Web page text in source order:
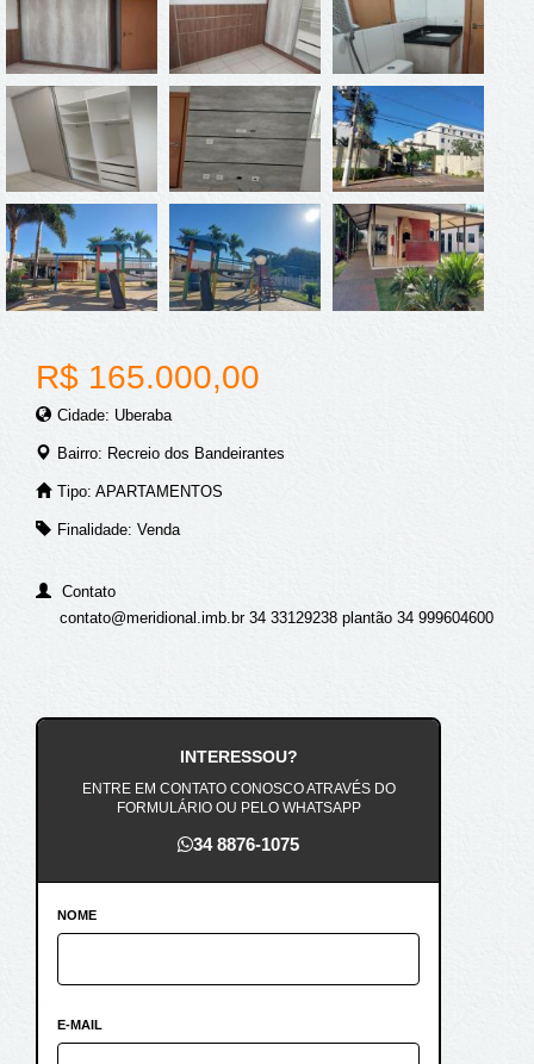
R$ 165.000,00
Cidade: Uberaba
Bairro: Recreio dos Bandeirantes
Tipo: APARTAMENTOS
Finalidade: Venda
Contato
contato@meridional.imb.br 34 33129238 plantão 34 999604600
INTERESSOU?
ENTRE EM CONTATO CONOSCO ATRAVÉS DO
FORMULÁRIO OU PELO WHATSAPP
34 8876-1075
NOME
E-MAIL